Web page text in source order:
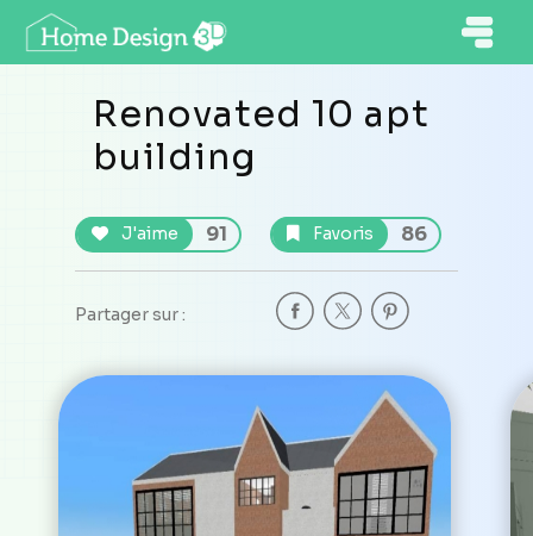
Renovated 10 apt
building
J'aime 91 Favoris 86
Partager sur :